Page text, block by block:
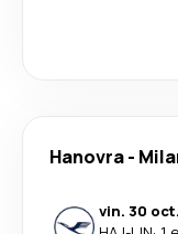
Hanovra-
vin. 30 oct.